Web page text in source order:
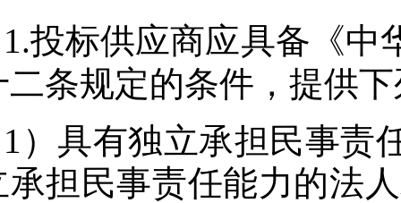
1.投标供应商应具备《中
二条规定的条件，提供
1）具有独立承担民事责
承担民事责任能力的法